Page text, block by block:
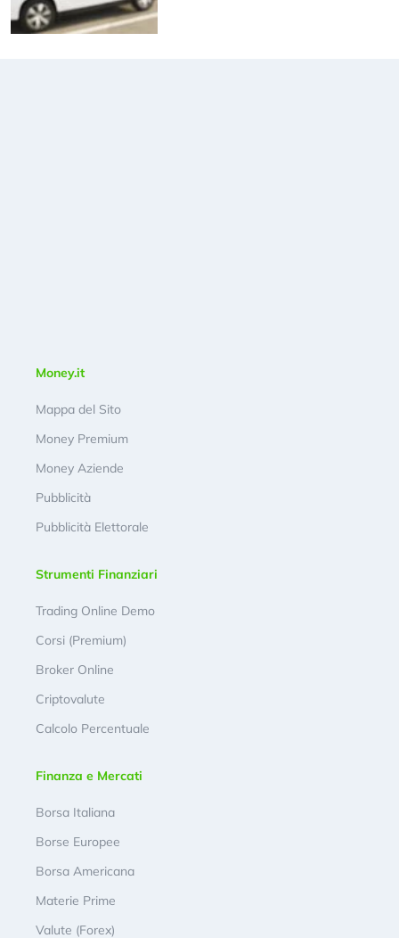
Money.it
Mappa del Sito
Money Premium
Money Aziende
Pubblicità
Pubblicità Elettorale
Strumenti Finanziari
Trading Online Demo
Corsi (Premium)
Broker Online
Criptovalute
Calcolo Percentuale
Finanza e Mercati
Borsa Italiana
Borse Europee
Borsa Americana
Materie Prime
Valute (Forex)